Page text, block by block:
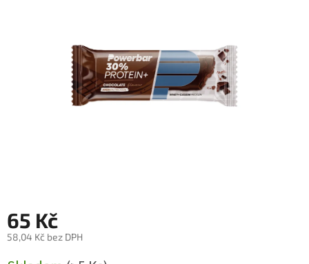
65 Kč
58,04 Kč bez DPH